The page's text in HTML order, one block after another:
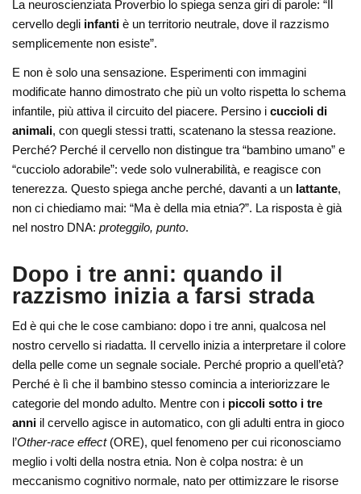
La neuroscienziata Proverbio lo spiega senza giri di parole: “Il
cervello degli infanti è un territorio neutrale, dove il razzismo
semplicemente non esiste”.
E non è solo una sensazione. Esperimenti con immagini
modificate hanno dimostrato che più un volto rispetta lo schema
infantile, più attiva il circuito del piacere. Persino icuccioli di
animali, con quegli stessi tratti, scatenano la stessa reazione.
Perché? Perché il cervello non distingue tra “bambino umano” e
“cucciolo adorabile”: vede solo vulnerabilità, e reagisce con
tenerezza. Questo spiega anche perché, davanti a un lattante,
non ci chiediamo mai: “Ma è della mia etnia?”. La risposta è già
nel nostro DNA:proteggilo, punto.
Dopo i tre anni: quando il
razzismo inizia a farsi strada
Ed è qui che le cose cambiano: dopo i tre anni, qualcosa nel
nostro cervello si riadatta. Il cervello inizia a interpretare il colore
della pelle come un segnale sociale. Perché proprio a quell’età?
Perché è lì che il bambino stesso comincia a interiorizzare le
categorie del mondo adulto. Mentre con i piccoli sotto i tre
anni il cervello agisce in automatico, con gli adulti entra in gioco
l’Other-race effect(ORE), quel fenomeno per cui riconosciamo
meglio i volti della nostra etnia. Non è colpa nostra: è un
meccanismo cognitivo normale, nato per ottimizzare le risorse